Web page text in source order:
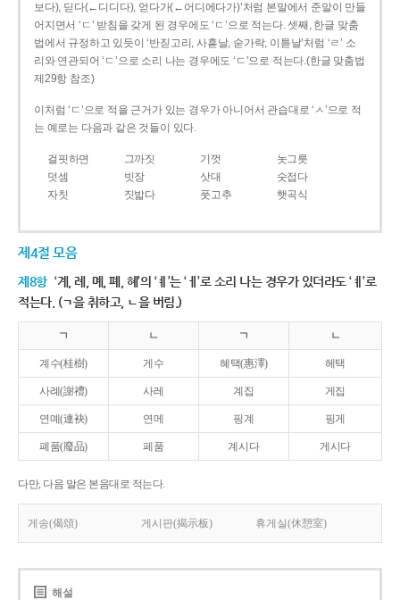
보다), 딛다(←디디다), 얻다가(←어디에다가)’처럼 본말에서 준말이 만들
어지면서 ‘ㄷ’ 받침을 갖게 된 경우에도 ‘ㄷ’으로 적는다. 셋째, 한글 맞춤
법에서 규정하고 있듯이 ‘반짇고리, 사흗날, 숟가락, 이튿날’처럼 ‘ㄹ’ 소
리와 연관되어 ‘ㄷ’으로 소리 나는 경우에도 ‘ㄷ’으로 적는다.(한글 맞춤법
제29항 참조)
이처럼 ‘ㄷ’으로 적을 근거가 있는 경우가 아니어서 관습대로 ‘ㅅ’으로 적
는 예로는 다음과 같은 것들이 있다.
걸핏하면 그까짓 기껏
놋그릇
덧셈
빗장 삿대
숫접다
자칫
짓밟다 풋고추 햇곡식
제4절 모음
제8항 ‘계, 례, 몌, 폐, 혜’의 ‘ㅖ’는 ‘ㅔ’로 소리 나는 경우가 있더라도 ‘ㅖ’로
적는다. (ㄱ을 취하고, ㄴ을 버림.)
ㄱ ㄴ ㄱ ㄴ
계수(桂樹) 게수 혜택(惠澤) 헤택
사례(謝禮) 사레 계집 게집
연몌(連袂) 연메 핑계 핑게
폐품(廢品) 페품 계시다 게시다
다만, 다음 말은 본음대로 적는다.
게송(偈頌) 게시판(揭示板) 휴게실(休憩室)
해설